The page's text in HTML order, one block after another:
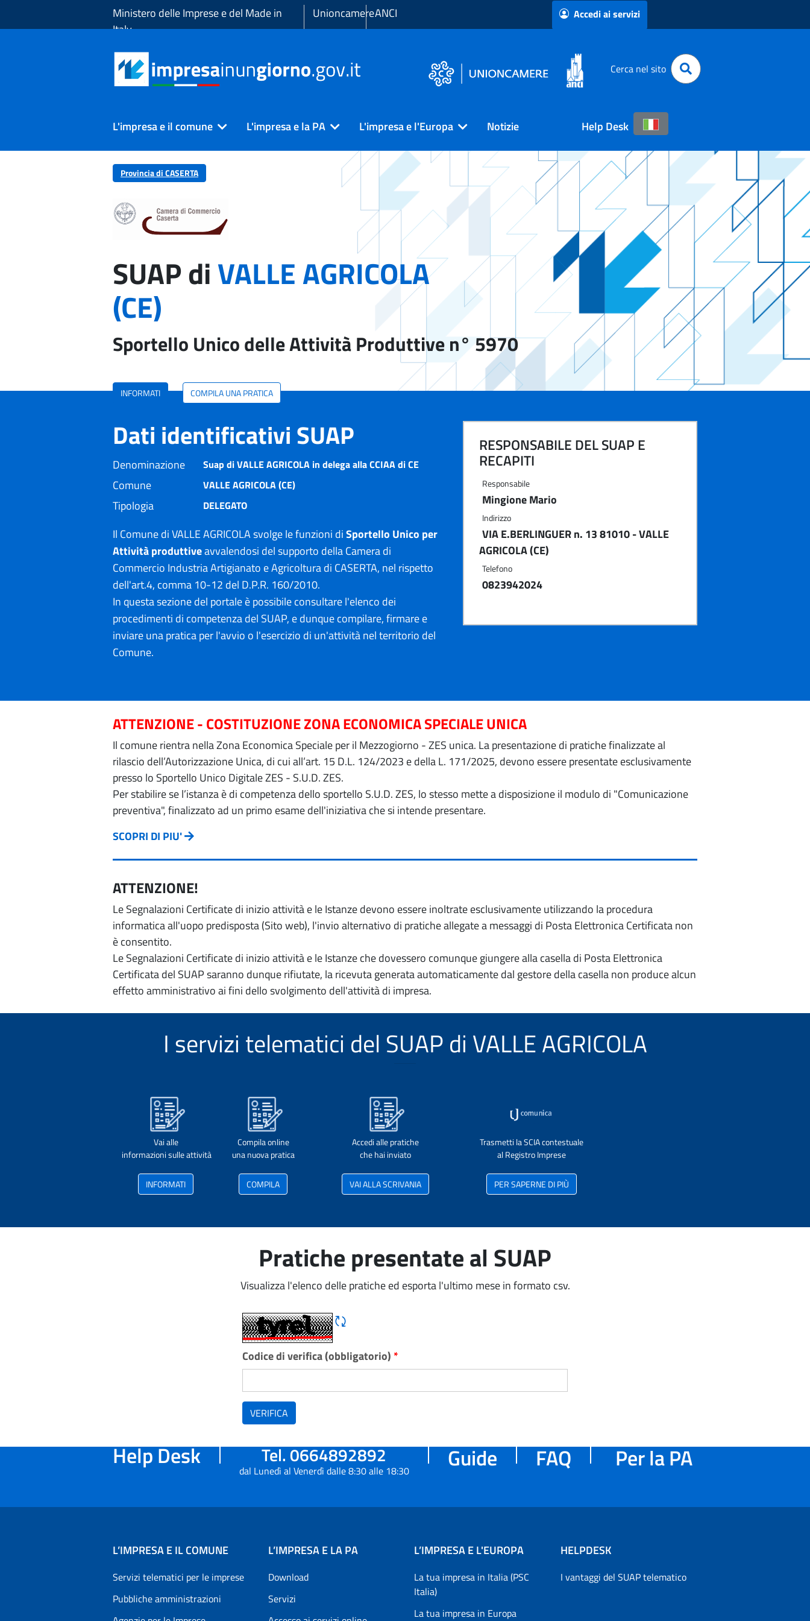
Ministero delle Imprese e del Made in
Italy
UnioncamereANCI Accedi ai servizi
Cerca nel sito
L'impresa e il comune L'impresa e la PA L'impresa e l'Europa Notizie Help Desk
Provincia di CASERTA
SUAP diVALLE AGRICOLA
(CE)
Sportello Unico delle Attività Produttive n° 5970
INFORMATI COMPILA UNA PRATICA
Dati identificativi SUAP
Denominazione Suap di VALLE AGRICOLA in delega alla CCIAA di CE
Comune VALLE AGRICOLA (CE)
Tipologia DELEGATO
Il Comune di VALLE AGRICOLA svolge le funzioni diSportello Unico per
Attività produttiveavvalendosi del supporto della Camera di
Commercio Industria Artigianato e Agricoltura di CASERTA, nel rispetto
dell'art.4, comma 10-12 del D.P.R. 160/2010.
In questa sezione del portale è possibile consultare l'elenco dei
procedimenti di competenza del SUAP, e dunque compilare, firmare e
inviare una pratica per l'avvio o l'esercizio di un'attività nel territorio del
Comune.
RESPONSABILE DEL SUAP E
RECAPITI
Responsabile
Mingione Mario
Indirizzo
VIA E.BERLINGUER n. 13 81010 - VALLE
AGRICOLA (CE)
Telefono
0823942024
ATTENZIONE - COSTITUZIONE ZONA ECONOMICA SPECIALE UNICA
Il comune rientra nella Zona Economica Speciale per il Mezzogiorno - ZES unica. La presentazione di pratiche finalizzate al
rilascio dell’Autorizzazione Unica, di cui all’art. 15 D.L. 124/2023 e della L. 171/2025, devono essere presentate esclusivamente
presso lo Sportello Unico Digitale ZES - S.U.D. ZES.
Per stabilire se l’istanza è di competenza dello sportello S.U.D. ZES, lo stesso mette a disposizione il modulo di "Comunicazione
preventiva", finalizzato ad un primo esame dell'iniziativa che si intende presentare.
SCOPRI DI PIU'
ATTENZIONE!
Le Segnalazioni Certificate di inizio attività e le Istanze devono essere inoltrate esclusivamente utilizzando la procedura
informatica all'uopo predisposta (Sito web), l'invio alternativo di pratiche allegate a messaggi di Posta Elettronica Certificata non
è consentito.
Le Segnalazioni Certificate di inizio attività e le Istanze che dovessero comunque giungere alla casella di Posta Elettronica
Certificata del SUAP saranno dunque rifiutate, la ricevuta generata automaticamente dal gestore della casella non produce alcun
effetto amministrativo ai fini dello svolgimento dell'attività di impresa.
I servizi telematici del SUAP di VALLE AGRICOLA
Vai alle
informazioni sulle attività
INFORMATI
Compila online
una nuova pratica
COMPILA
Accedi alle pratiche
che hai inviato
VAI ALLA SCRIVANIA
Trasmetti la SCIA contestuale
al Registro Imprese
PER SAPERNE DI PIÙ
Pratiche presentate al SUAP
Visualizza l'elenco delle pratiche ed esporta l'ultimo mese in formato csv.
Rigene CAPTCHA
Codice di verifica (obbligatorio) *
VERIFICA
Help Desk Tel. 0664892892
dal Lunedì al Venerdì dalle 8:30 alle 18:30 Guide FAQ Per la PA
L’IMPRESA E IL COMUNE
Servizi telematici per le imprese
Pubbliche amministrazioni
L’IMPRESA E LA PA
Download
Servizi
L’IMPRESA E L'EUROPA
La tua impresa in Italia (PSC
Italia)
La tua impresa in Europa
HELPDESK
I vantaggi del SUAP telematico